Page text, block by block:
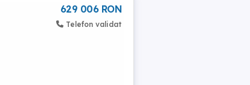
629 006 RON
Telefon validat